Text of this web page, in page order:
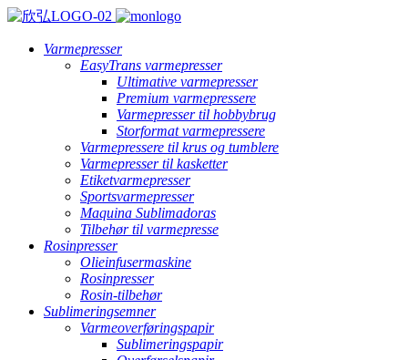
Varmepresser
EasyTrans varmepresser
Ultimative varmepresser
Premium varmepressere
Varmepresser til hobbybrug
Storformat varmepressere
Varmepressere til krus og tumblere
Varmepresser til kasketter
Etiketvarmepresser
Sportsvarmepresser
Maquina Sublimadoras
Tilbehør til varmepresse
Rosinpresser
Olieinfusermaskine
Rosinpresser
Rosin-tilbehør
Sublimeringsemner
Varmeoverføringspapir
Sublimeringspapir